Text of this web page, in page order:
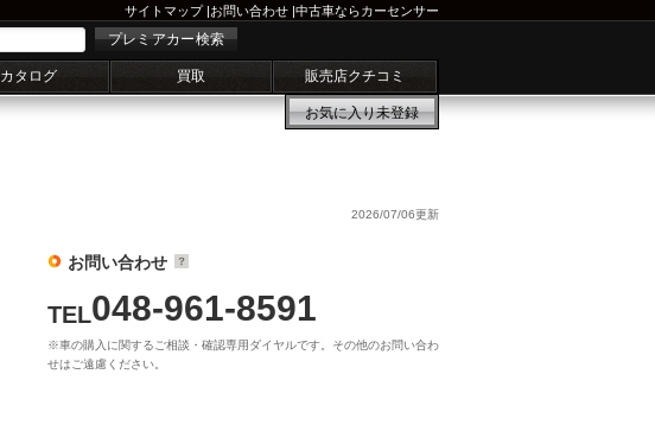
サイトマップ|お問い合わせ |中古車ならカーセンサー
プレミアカー検索
カタログ 買取 販売店クチコミ
お気に入り未登録
2026/07/06更新
お問い合わせ
TEL048-961-8591
※車の購入に関するご相談・確認専用ダイヤルです。その他のお問い合わ
せはご遠慮ください。